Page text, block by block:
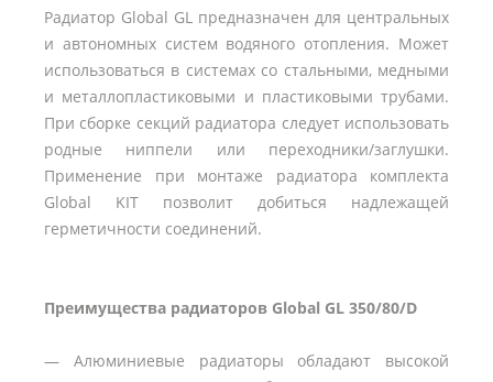
Радиатор Global GL предназначен для центральных
и автономных систем водяного отопления. Может
использоваться в системах со стальными, медными
и металлопластиковыми и пластиковыми трубами.
При сборке секций радиатора следует использовать
родные ниппели или переходники/заглушки.
Применение при монтаже радиатора комплекта
Global KIT позволит добиться надлежащей
герметичности соединений.
Преимущества радиаторов Global GL 350/80/D
— Алюминиевые радиаторы обладают высокой